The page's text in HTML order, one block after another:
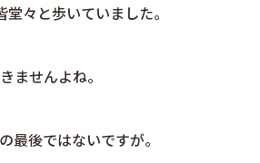
々と歩いていました。
ませんよね。
最後ではないですが。